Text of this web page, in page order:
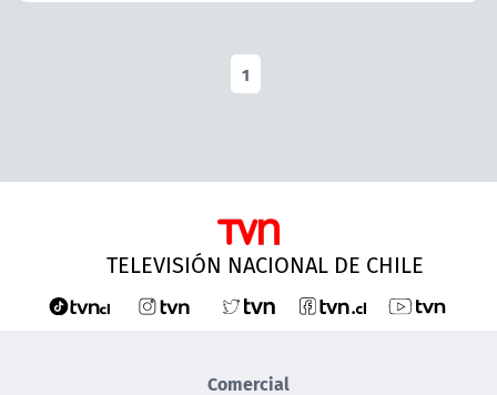
1
TELEVISIÓN NACIONAL DE CHILE
Comercial